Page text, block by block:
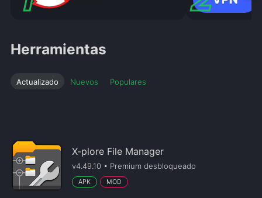
Herramientas
Actualizado Nuevos Populares
X-plore File Manager
v4.49.10 • Premium desbloqueado
APK MOD